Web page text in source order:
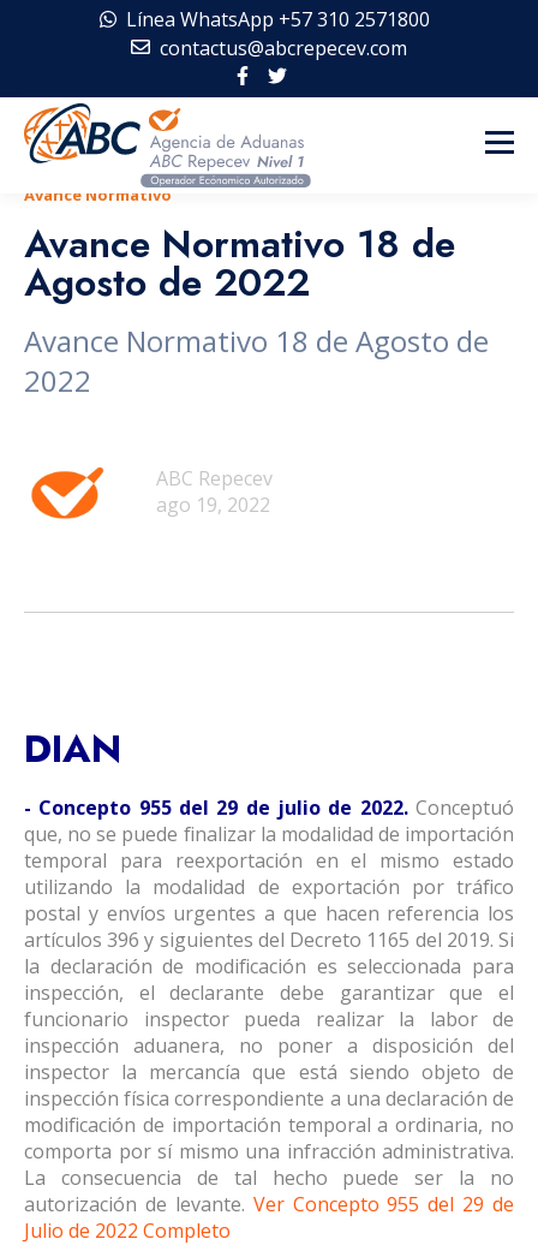
Línea WhatsApp +57 310 2571800
contactus@abcrepecev.com
Avance Normativo
Avance Normativo 18 de
Agosto de 2022
Avance Normativo 18 de Agosto de
2022
ABC Repecev
ago 19, 2022
DIAN
- Concepto 955 del 29 de julio de 2022.Conceptuó
que, no se puede finalizar la modalidad de importación
temporal para reexportación en el mismo estado
utilizando la modalidad de exportación por tráfico
postal y envíos urgentes a que hacen referencia los
artículos 396 y siguientes del Decreto 1165 del 2019. Si
la declaración de modificación es seleccionada para
inspección, el declarante debe garantizar que el
funcionario inspector pueda realizar la labor de
inspección aduanera, no poner a disposición del
inspector la mercancía que está siendo objeto de
inspección física correspondiente a una declaración de
modificación de importación temporal a ordinaria, no
comporta por sí mismo una infracción administrativa.
La consecuencia de tal hecho puede ser la no
autorización de levante. Ver Concepto 955 del 29 de
Julio de 2022 Completo